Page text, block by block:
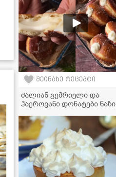
შეინახე რეცეპტი
ძალიან გემრიელი და
ჰაეროვანი დონატები ნაზი